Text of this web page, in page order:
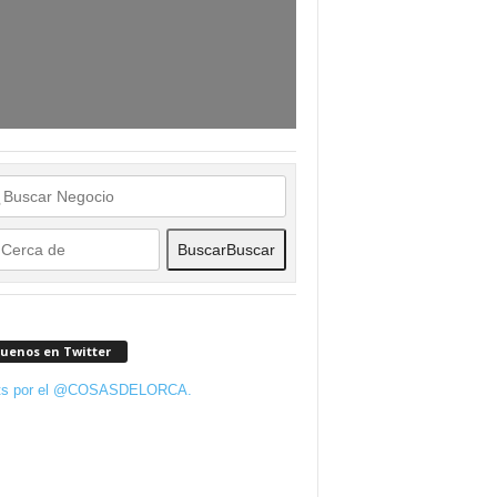
BuscarBuscar
en Twitter
por el @COSASDELORCA.